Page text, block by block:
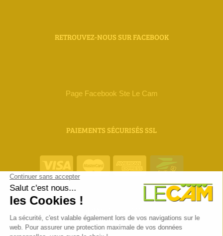
RETROUVEZ-NOUS SUR FACEBOOK
Page Facebook Ste Le Cam
PAIEMENTS SÉCURISÉS SSL